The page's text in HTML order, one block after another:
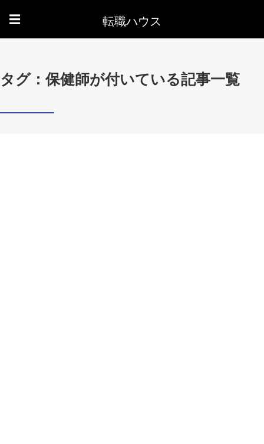
☰ 転職ハウス
タグ：保健師が付いている記事一覧